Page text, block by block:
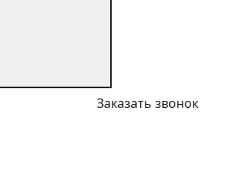
Заказать звонок